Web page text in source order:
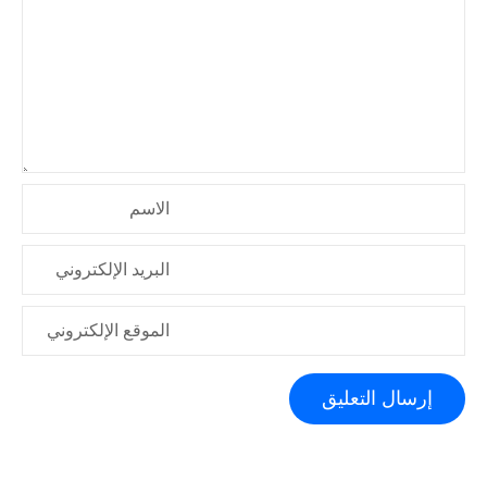
الاسم
البريد الإلكتروني
الموقع الإلكتروني